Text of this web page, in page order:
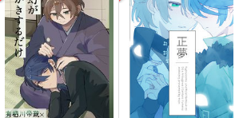
13月の庭
1,140 円 （税込）
有栖川帝統×夢野幻太郎
サンプル
トレイン
629円（税込）
有栖川帝統×夢野幻太郎
サンプル